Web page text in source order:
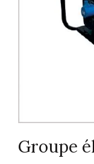
Groupe